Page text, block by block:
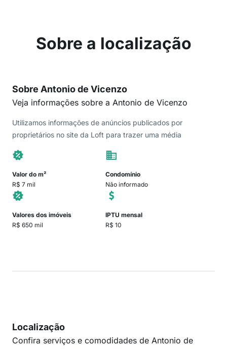
Sobre a localização
Sobre Antonio de Vicenzo
Veja informações sobre a Antonio de Vicenzo
Utilizamos informações de anúncios publicados por
proprietários no site da Loft para trazer uma média
Valor do m²
R$ 7 mil
Condomínio
Não informado
Valores dos imóveis
R$ 650 mil
IPTU mensal
R$ 10
Localização
Confira serviços e comodidades de Antonio de